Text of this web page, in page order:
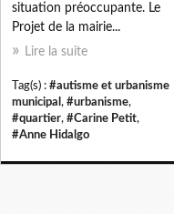
situation préoccupante. Le
Projet de la mairie...
Lire la suite
Tag(s) : #autisme et urbanisme
municipal , #urbanisme,
#quartier, #Carine Petit,
#Anne Hidalgo